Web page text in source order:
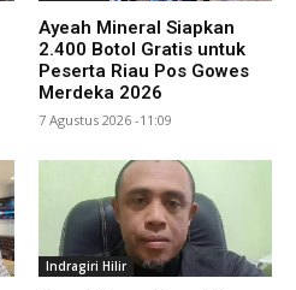
Ayeah Mineral Siapkan
2.400 Botol Gratis untuk
Peserta Riau Pos Gowes
Merdeka 2026
7 Agustus 2026 -11:09
Indragiri Hilir